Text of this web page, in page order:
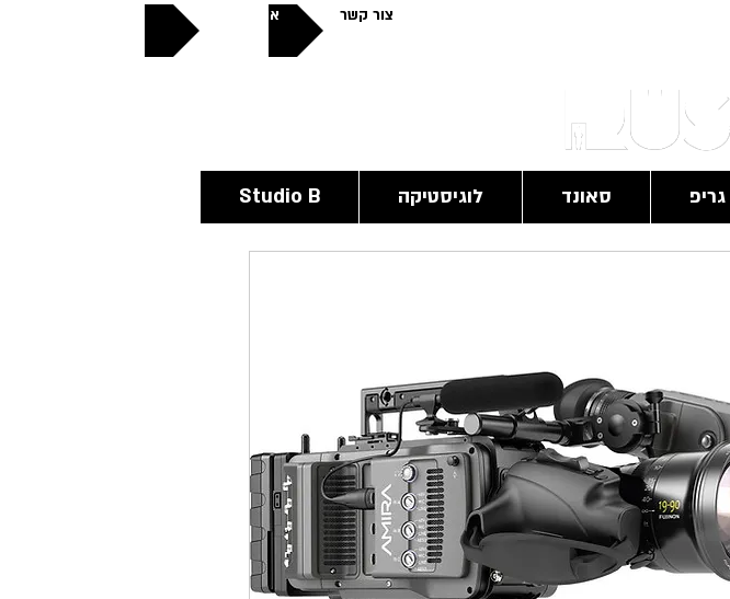
צור קשר אודותינו
Studio B לוגיסטיקה סאונד גריפ